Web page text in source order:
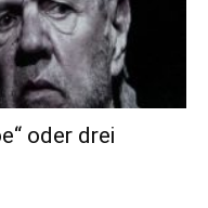
oder drei